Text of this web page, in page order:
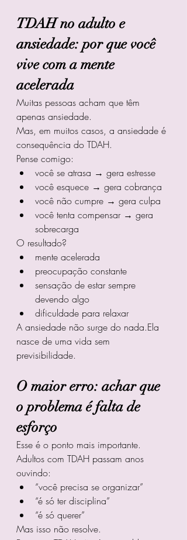
TDAH no adulto e
ansiedade: por que você
vive com a mente
acelerada
Muitas pessoas acham que têm
apenas ansiedade.
Mas, em muitos casos, a ansiedade é
consequência do TDAH.
Pense comigo:
você se atrasa → gera estresse
você esquece → gera cobrança
você não cumpre → gera culpa
você tenta compensar → gera
sobrecarga
O resultado?
mente acelerada
preocupação constante
sensação de estar sempre
devendo algo
dificuldade para relaxar
A ansiedade não surge do nada.Ela
nasce de uma vida sem
previsibilidade.
O maior erro: achar que
o problema é falta de
esforço
Esse é o ponto mais importante.
Adultos com TDAH passam anos
ouvindo:
“você precisa se organizar”
“é só ter disciplina”
“é só querer”
Mas isso não resolve.